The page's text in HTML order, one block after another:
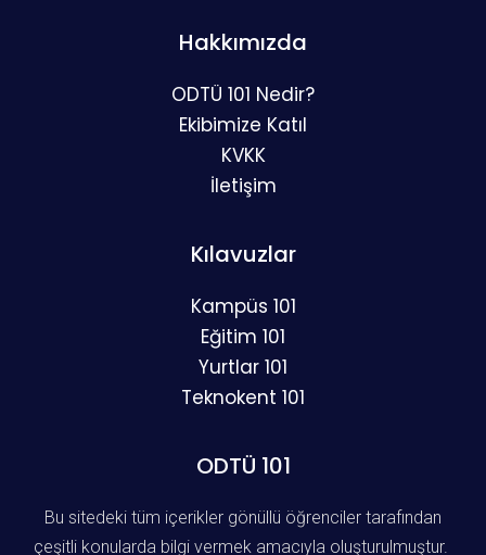
Hakkımızda
ODTÜ 101 Nedir?
Ekibimize Katıl
KVKK
İletişim
Kılavuzlar
Kampüs 101
Eğitim 101
Yurtlar 101
Teknokent 101
ODTÜ 101
Bu sitedeki tüm içerikler gönüllü öğrenciler tarafından
çeşitli konularda bilgi vermek amacıyla oluşturulmuştur.